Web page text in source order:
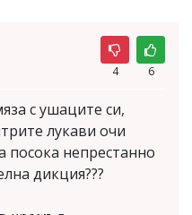
4 6
с ушаците си,
лукави очи
посока непрестанно
дикция???